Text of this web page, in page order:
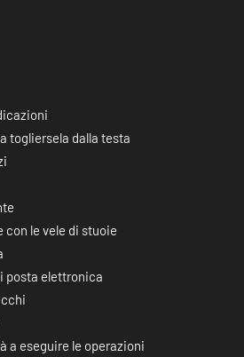
togliersela dalla testa
con le vele di stuoie
posta elettronica
a eseguire le operazioni